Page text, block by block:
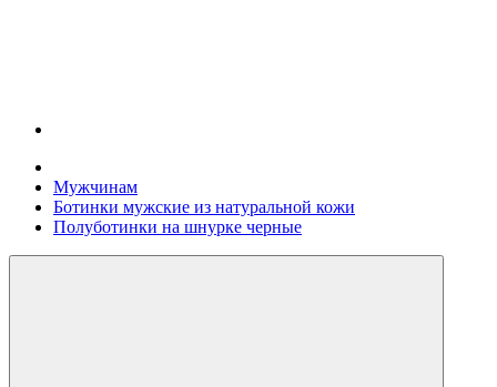
Мужчинам
Ботинки мужские из натуральной кожи
Полуботинки на шнурке черные